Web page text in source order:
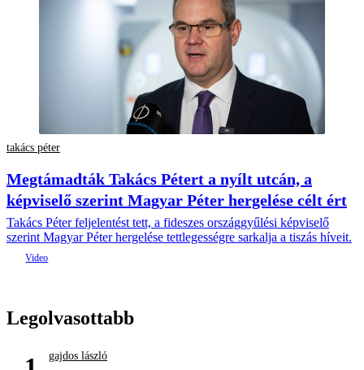
takács péter
Megtámadták Takács Pétert a nyílt utcán, a
képviselő szerint Magyar Péter hergelése célt ért
Takács Péter feljelentést tett, a fideszes országgyűlési képviselő
szerint Magyar Péter hergelése tettlegességre sarkalja a tiszás híveit.
Legolvasottabb
gajdos lászló